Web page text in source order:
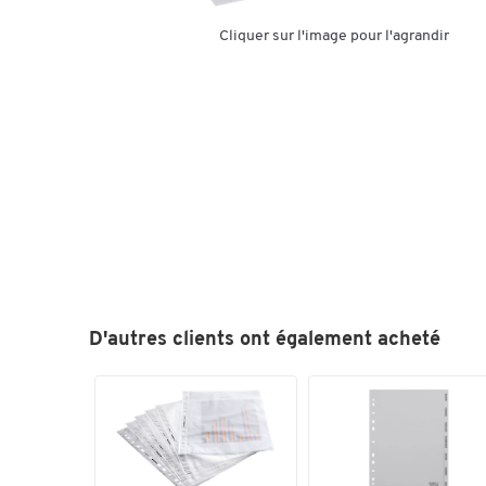
Cliquer sur l'image pour l'agrandir
D'autres clients ont également acheté